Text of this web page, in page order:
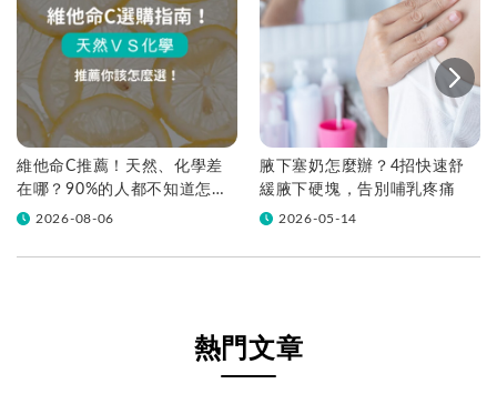
維他命C推薦！天然、化學差
在哪？90%的人都不知道怎麼
挑！帶你一次看
2026-08-06
腋下塞奶怎麼辦？4招快速舒
緩腋下硬塊，告別哺乳疼痛
2026-05-14
熱門文章